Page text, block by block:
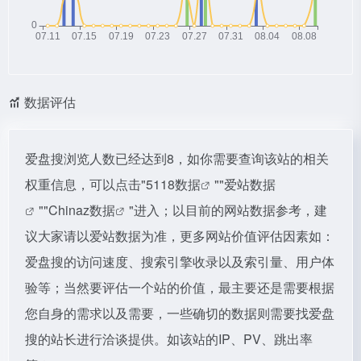
数据评估
爱盘搜浏览人数已经达到8，如你需要查询该站的相关
权重信息，可以点击"5118数据 ""爱站数据
""Chinaz数据
"进入；以目前的网站数据参考，建
议大家请以爱站数据为准，更多网站价值评估因素如：
爱盘搜的访问速度、搜索引擎收录以及索引量、用户体
验等；当然要评估一个站的价值，最主要还是需要根据
您自身的需求以及需要，一些确切的数据则需要找爱盘
搜的站长进行洽谈提供。如该站的IP、PV、跳出率